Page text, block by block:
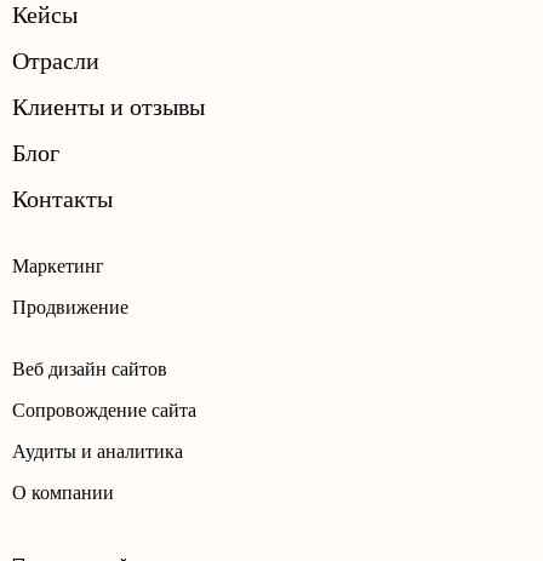
Маркетинг
Продвижение
Веб дизайн сайтов
Сопровождение сайта
Аудиты и аналитика
О компании
Кейсы
Отрасли
Клиенты и отзывы
Блог
Контакты